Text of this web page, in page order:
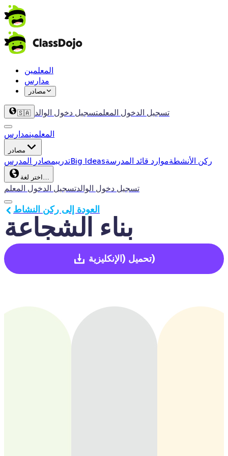
المعلمين
مدارس
مصادر
🇸🇦 تسجيل الدخول المعلمتسجيل دخول الوالد
المعلمينمدارس
مصادر
تدريبمصادر المدرس Big Ideas ركن الأنشطةموارد قائد المدرسة
اختر لغة…
تسجيل الدخول المعلمتسجيل دخول الوالد
بناء الشجاعة
العودة إلى ركن النشاط
تحميل(الإنكليزية)